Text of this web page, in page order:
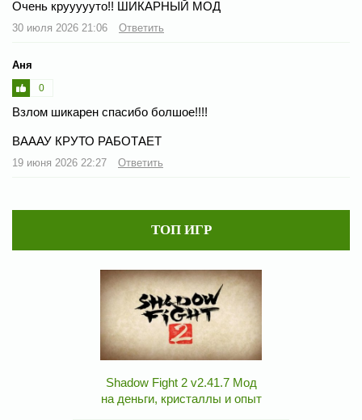
Очень круууууто!! ШИКАРНЫЙ МОД
30 июля 2026 21:06 Ответить
Аня
0
Взлом шикарен спасибо болшое!!!!
ВАААУ КРУТО РАБОТАЕТ
19 июня 2026 22:27 Ответить
ТОП ИГР
Shadow Fight 2 v2.41.7 Мод
на деньги, кристаллы и опыт